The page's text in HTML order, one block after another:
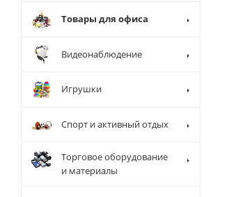
Товары для офиса
Видеонаблюдение
Игрушки
Спорт и активный отдых
Торговое оборудование
и материалы